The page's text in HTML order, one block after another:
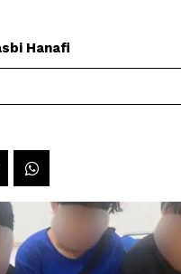
Hanafi